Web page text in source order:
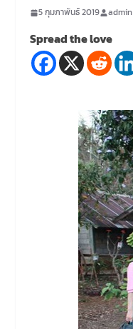
5 กุมภาพันธ์ 2019 admin
Spread the love